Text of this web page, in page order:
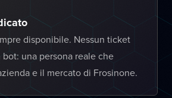
disponibile. Nessun ticket
una persona reale che
e il mercato di Frosinone.